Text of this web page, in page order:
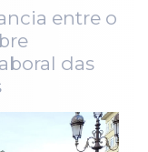
entre o
das